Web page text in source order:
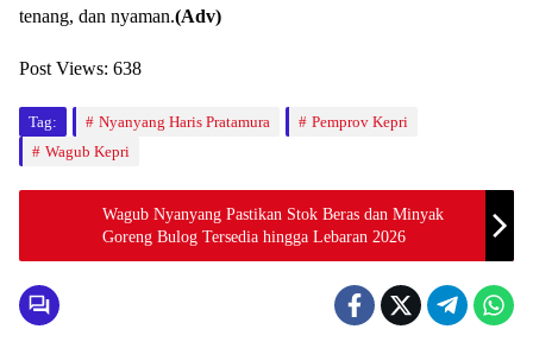
tenang, dan nyaman.(Adv)
Post Views: 638
Tag: Nyanyang Haris Pratamura
Pemprov Kepri
Wagub Kepri
Wagub Nyanyang Pastikan Stok Beras dan Minyak
Goreng Bulog Tersedia hingga Lebaran 2026